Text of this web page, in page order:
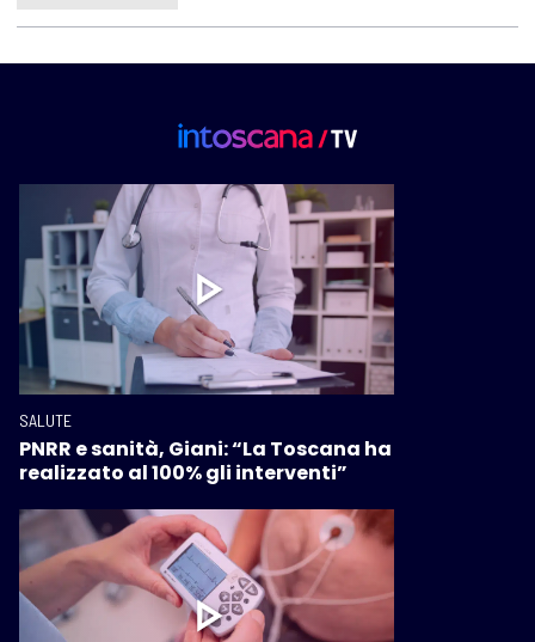
SALUTE
PNRR e sanità, Giani: “La Toscana ha
realizzato al 100% gli interventi”